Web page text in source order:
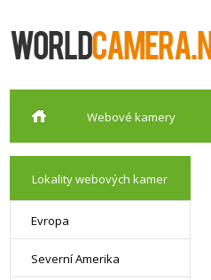
Webové kamery
Lokality webových kamer
Evropa
Severní Amerika